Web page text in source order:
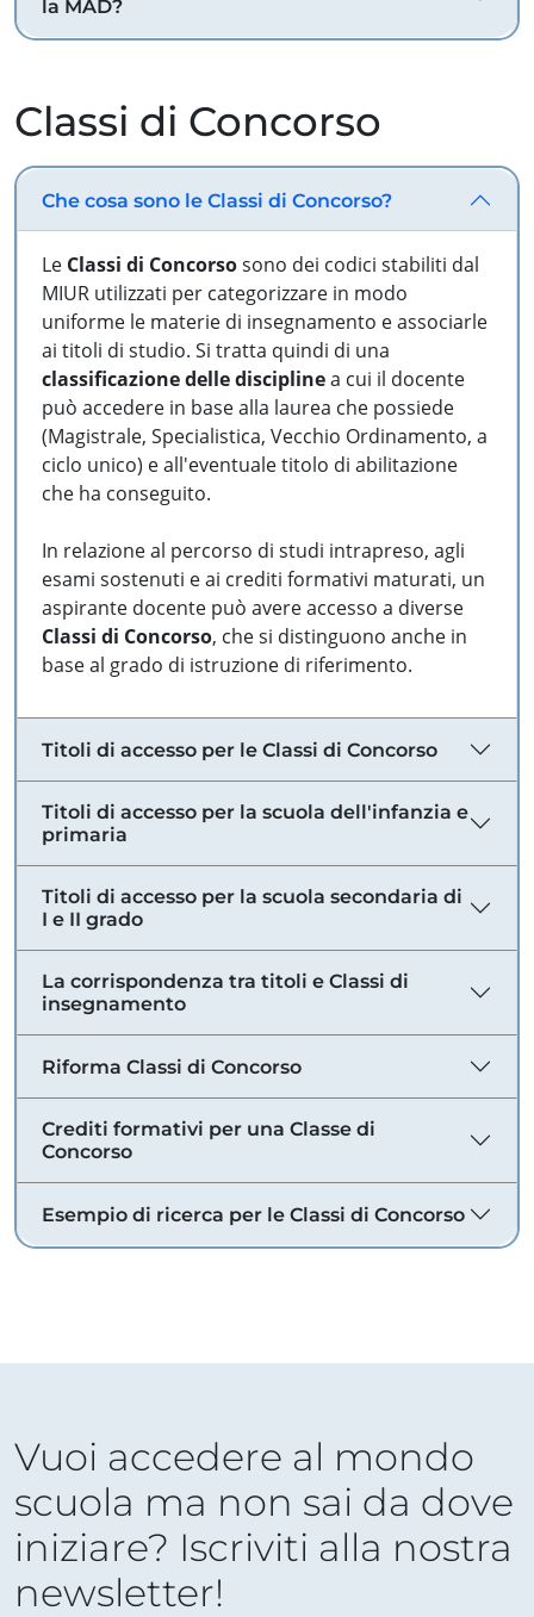
la MAD?
Classi di Concorso
Che cosa sono le Classi di Concorso?
Le Classi di Concorsosono dei codici stabiliti dal
MIUR utilizzati per categorizzare in modo
uniforme le materie di insegnamento e associarle
ai titoli di studio. Si tratta quindi di una
classificazione delle disciplinea cui il docente
può accedere in base alla laurea che possiede
(Magistrale, Specialistica, Vecchio Ordinamento, a
ciclo unico) e all'eventuale titolo di abilitazione
che ha conseguito.
In relazione al percorso di studi intrapreso, agli
esami sostenuti e ai crediti formativi maturati, un
aspirante docente può avere accesso a diverse
Classi di Concorso, che si distinguono anche in
base al grado di istruzione di riferimento.
Titoli di accesso per le Classi di Concorso
Titoli di accesso per la scuola dell'infanzia e
primaria
Titoli di accesso per la scuola secondaria di
I e II grado
La corrispondenza tra titoli e Classi di
insegnamento
Riforma Classi di Concorso
Crediti formativi per una Classe di
Concorso
Esempio di ricerca per le Classi di Concorso
Vuoi accedere al mondo
scuola ma non sai da dove
iniziare? Iscriviti alla nostra
newsletter!